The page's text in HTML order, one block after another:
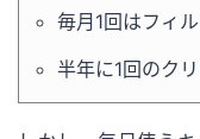
毎月1回はフィ
半年に1回のク